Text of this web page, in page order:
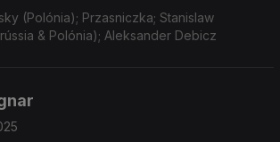
(Polónia); Przasniczka; Stanislaw
& Polónia); Aleksander Debicz